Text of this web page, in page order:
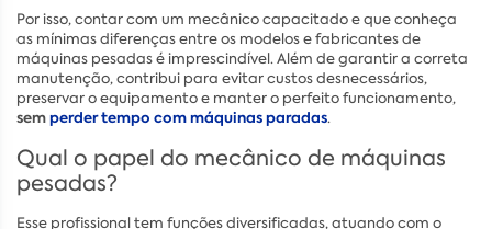
Por isso, contar com um mecânico capacitado e que conheça
as mínimas diferenças entre os modelos e fabricantes de
máquinas pesadas é imprescindível. Além de garantir a correta
manutenção, contribui para evitar custos desnecessários,
preservar o equipamento e manter o perfeito funcionamento,
semperder tempo com máquinas paradas.
Qual o papel do mecânico de máquinas
pesadas?
Esse profissional tem funções diversificadas, atuando com o